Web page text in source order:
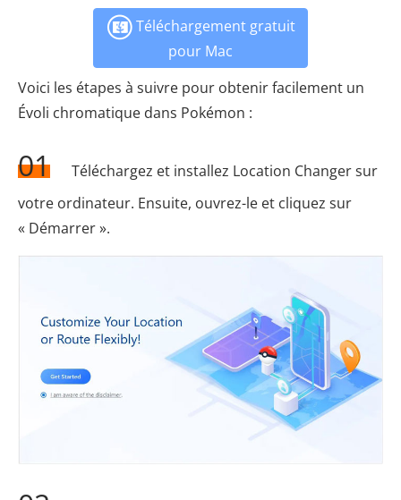
Téléchargement gratuit
pour Mac
Voici les étapes à suivre pour obtenir facilement un
Évoli chromatique dans Pokémon :
01
Téléchargez et installez Location Changer sur
votre ordinateur. Ensuite, ouvrez-le et cliquez sur
« Démarrer ».